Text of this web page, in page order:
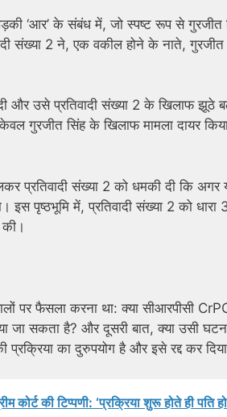
‘आर’ के संबंध में, जो स्पष्ट रूप से गुरजीत
संख्या 2 ने, एक वकील होने के नाते,
और उसे प्रतिवादी संख्या 2 के खिलाफ झूठे
गुरजीत सिंह के खिलाफ मामला दायर किया
प्रतिवादी संख्या 2 को धमकी दी कि
इस पृष्ठभूमि में, प्रतिवादी संख्या 2 को
की।
पर फैसला करना था: क्या सीआरपीसी
जा सकता है? और दूसरी बात, क्या उसी
का दुरुपयोग है और इसे रद्द कर दिया
की टिप्पणी: ‘प्रक्रिया शुरू होते ही पति हो